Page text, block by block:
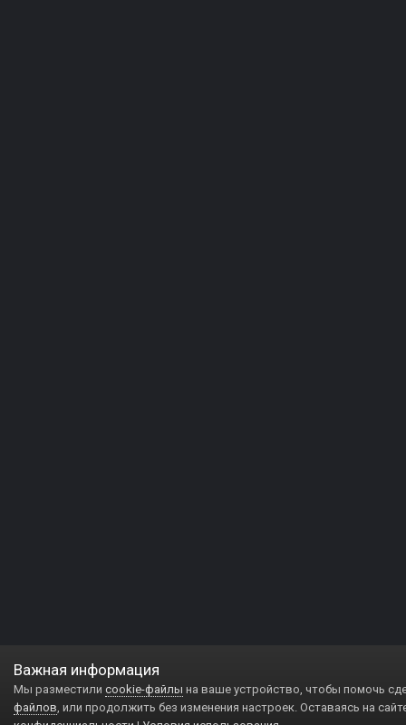
Важная информация
Мы разместили cookie-файлы на ваше устройство, чтобы помочь
файлов, или продолжить без изменения настроек. Оставаясь на